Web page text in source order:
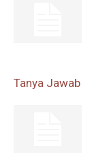
Tanya Jawab